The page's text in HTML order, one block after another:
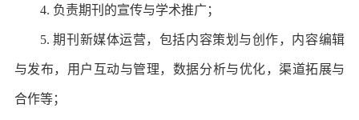
4. 负责期刊的宣传与学术推广；
5. 期刊新媒体运营，包括内容策划与创作，内容编辑
与发布，用户互动与管理，数据分析与优化，渠道拓展与
合作等；